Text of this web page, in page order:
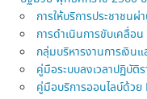
การให้บริการประชาชน
การดำเนินการขับเคลื่อ
กลุ่มบริหารงานการเงิ
คู่มือระบบลงเวลาปฏิบัติ
คู่มือบริการออนไลบ์ด้ว